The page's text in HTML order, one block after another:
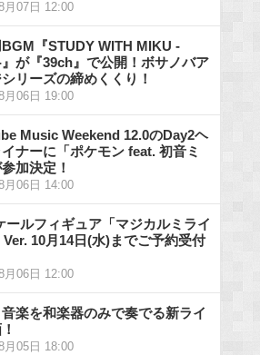
月07日 12:00
『STUDY WITH MIKU -
が『39ch』で公開！ボサノバア
リーズの締めくくり！
月06日 19:00
Music Weekend 12.0のDay2ヘ
ナーに「ポケモン feat. 初音ミ
加決定！
月06日 14:00
ールフィギュア「マジカルミライ
Ver. 10月14日(水)までご予約受付
月06日 12:00
楽を和楽器のみで奏でる新ライ
月05日 18:00